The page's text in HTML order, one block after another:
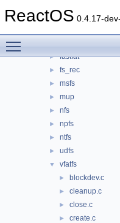
ReactOS 0.4.17-
► btrfs
► fastfat
► fs_rec
► msfs
► mup
► nfs
► npfs
► ntfs
► udfs
▼ vfatfs
► blockdev.c
► cleanup.c
► close.c
► create.c